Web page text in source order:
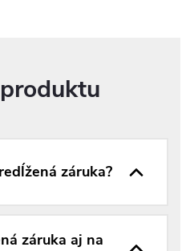
záruka?
záruka aj na